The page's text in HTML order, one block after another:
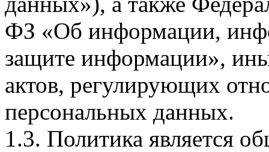
ФЗ «Об информации,
защите информации»,
актов, регулирующих
персональных данных.
1.3. Политика является